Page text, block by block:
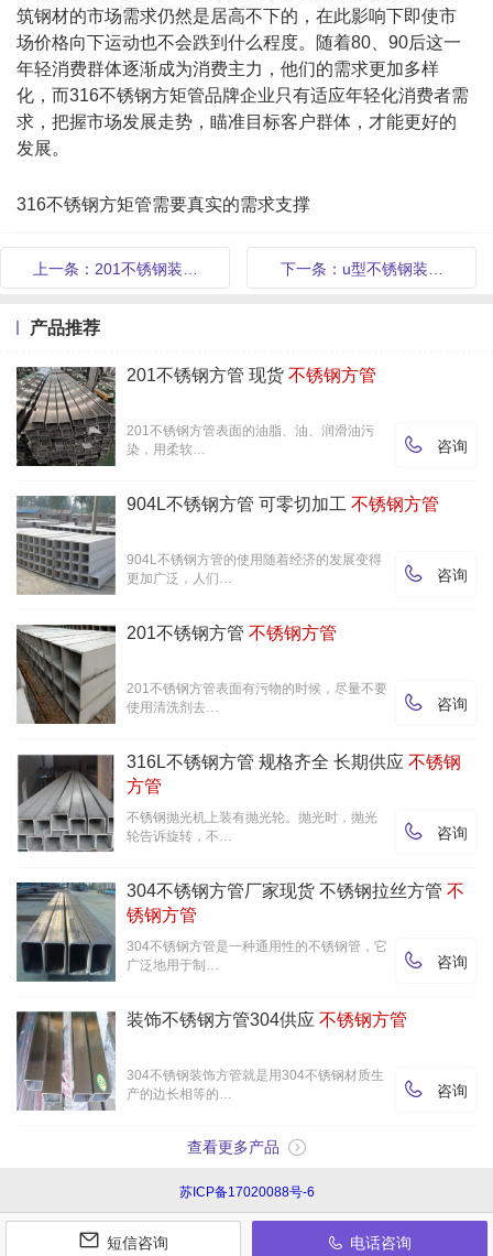
筑钢材的市场需求仍然是居高不下的，在此影响下即使市
场价格向下运动也不会跌到什么程度。随着80、90后这一
年轻消费群体逐渐成为消费主力，他们的需求更加多样
化，而316不锈钢方矩管品牌企业只有适应年轻化消费者需
求，把握市场发展走势，瞄准目标客户群体，才能更好的
发展。
316不锈钢方矩管需要真实的需求支撑
上一条：201不锈钢装… 下一条：u型不锈钢装…
产品推荐
201不锈钢方管 现货 不锈钢方管
 咨询
201不锈钢方管表面的油脂、油、润滑油污
染，用柔软…
904L不锈钢方管 可零切加工 不锈钢方管
 咨询
904L不锈钢方管的使用随着经济的发展变得
更加广泛，人们…
201不锈钢方管 不锈钢方管
 咨询
201不锈钢方管表面有污物的时候，尽量不要
使用清洗剂去…
316L不锈钢方管 规格齐全 长期供应 不锈钢
方管
 咨询
不锈钢抛光机上装有抛光轮。抛光时，抛光
轮告诉旋转，不…
304不锈钢方管厂家现货 不锈钢拉丝方管 不
锈钢方管
 咨询
304不锈钢方管是一种通用性的不锈钢管，它
广泛地用于制…
装饰不锈钢方管304供应 不锈钢方管
 咨询
304不锈钢装饰方管就是用304不锈钢材质生
产的边长相等的…
查看更多产品
 短信咨询  电话咨询
苏ICP备17020088号-6